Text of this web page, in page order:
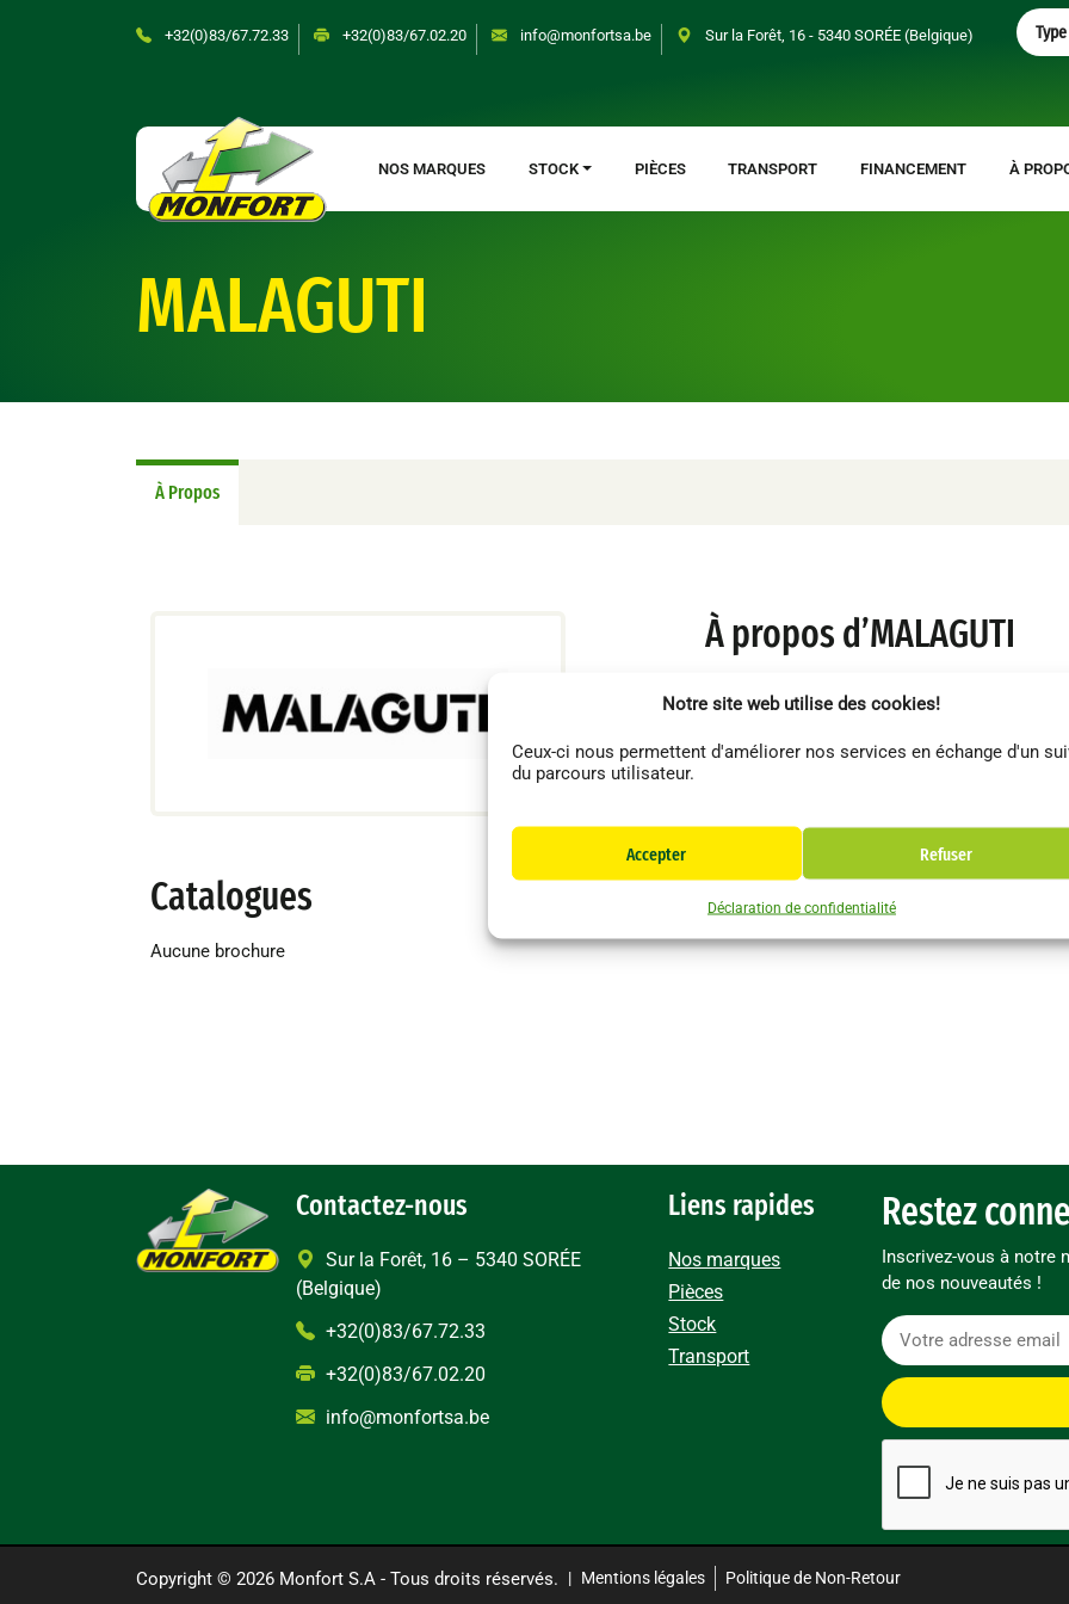
Notre site web utilise des cookies!
Ceux-ci nous permettent d'améliorer nos services en échange d'un
du parcours utilisateur.
Accepter Refuser
Déclaration de confidentialité
+32(0)83/67.72.33 +32(0)83/67.02.20 info@monfortsa.be Sur la Forêt, 16 - 5340 SORÉE (Belgique)
S
e
h
NOS MARQUES STOCK PIÈCES TRANSPORT FINANCEMENT À
MALAGUTI
À Propos
Catalogues
Aucune brochure
À propos d’MALAGUTI
Contactez-nous
Sur la Forêt, 16 – 5340 SORÉE
(Belgique)
+32(0)83/67.72.33
+32(0)83/67.02.20
info@monfortsa.be
Liens rapides
Nos marques
Pièces
Stock
Transport
Restez
Inscrivez-vous à notre
de nos nouveautés !
Copyright © 2026 Monfort S.A - Tous droits réservés. | Mentions légales Politique de Non-Retour